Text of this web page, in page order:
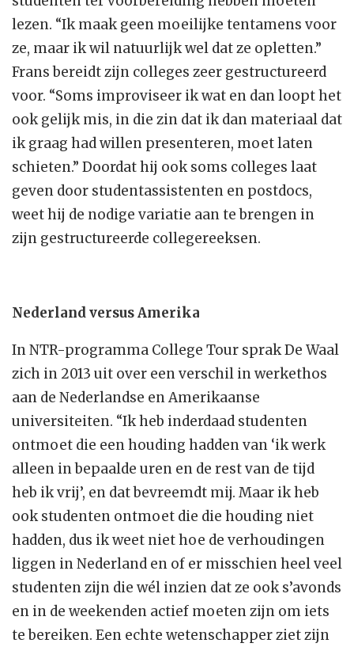
lezen. “Ik maak geen moeilijke tentamens voor
ze, maar ik wil natuurlijk wel dat ze opletten.”
Frans bereidt zijn colleges zeer gestructureerd
voor. “Soms improviseer ik wat en dan loopt het
ook gelijk mis, in die zin dat ik dan materiaal dat
ik graag had willen presenteren, moet laten
schieten.” Doordat hij ook soms colleges laat
geven door studentassistenten en postdocs,
weet hij de nodige variatie aan te brengen in
zijn gestructureerde collegereeksen.
Nederland versus Amerika
In NTR-programma College Tour sprak De Waal
zich in 2013 uit over een verschil in werkethos
aan de Nederlandse en Amerikaanse
universiteiten. “Ik heb inderdaad studenten
ontmoet die een houding hadden van ‘ik werk
alleen in bepaalde uren en de rest van de tijd
heb ik vrij’, en dat bevreemdt mij. Maar ik heb
ook studenten ontmoet die die houding niet
hadden, dus ik weet niet hoe de verhoudingen
liggen in Nederland en of er misschien heel veel
studenten zijn die wél inzien dat ze ook s’avonds
en in de weekenden actief moeten zijn om iets
te bereiken. Een echte wetenschapper ziet zijn